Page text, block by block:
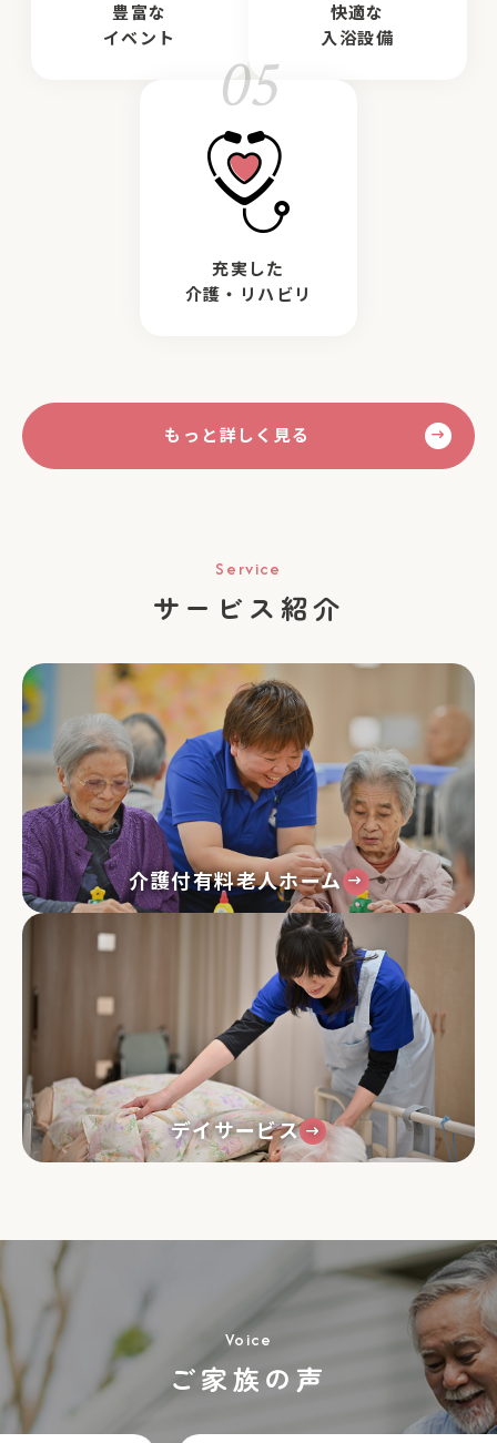
豊富な
イベント
快適な
入浴設備
05
充実した
介護・リハビリ
もっと詳しく見る
Service
サービス紹介
介護付有料⽼⼈ホーム
デイサービス
Voice
ご家族の声